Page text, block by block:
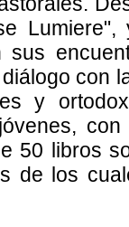
con
y
50 libros
de los